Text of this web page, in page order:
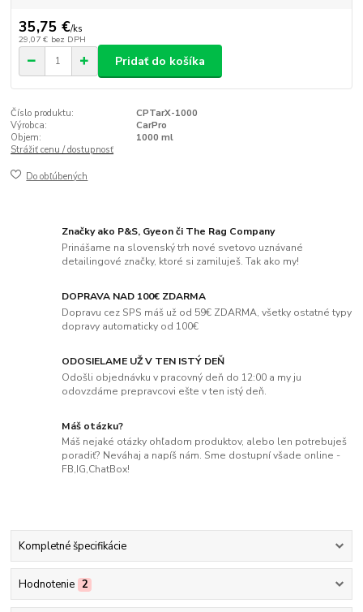
35,75 €/ks
29,07 € bez DPH
Pridať do košíka
Číslo produktu:
CPTarX-1000
Výrobca:
CarPro
Objem:
1000 ml
Strážiť cenu / dostupnosť
Do obľúbených
Značky ako P&S, Gyeon či The Rag Company
Prinášame na slovenský trh nové svetovo uznávané
detailingové značky, ktoré si zamiluješ. Tak ako my!
DOPRAVA NAD 100€ ZDARMA
Dopravu cez SPS máš už od 59€ ZDARMA, všetky ostatné typy
dopravy automaticky od 100€
ODOSIELAME UŽ V TEN ISTÝ DEŇ
Odošli objednávku v pracovný deň do 12:00 a my ju
odovzdáme prepravcovi ešte v ten istý deň.
Máš otázku?
Máš nejaké otázky ohľadom produktov, alebo len potrebuješ
poradiť? Neváhaj a napíš nám. Sme dostupní všade online -
FB,IG,ChatBox!
Kompletné špecifikácie
Hodnotenie 2